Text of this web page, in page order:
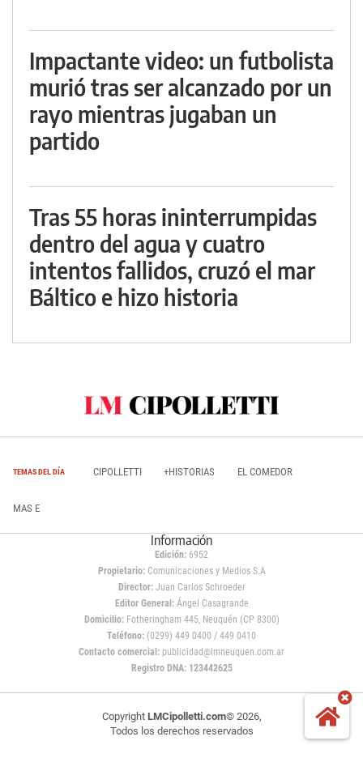
Impactante video: un futbolista
murió tras ser alcanzado por un
rayo mientras jugaban un
partido
Tras 55 horas ininterrumpidas
dentro del agua y cuatro
intentos fallidos, cruzó el mar
Báltico e hizo historia
TEMAS DEL DÍA CIPOLLETTI +HISTORIAS EL COMEDOR
MAS E
Información
Edición: 6952
Propietario:Comunicaciones y Medios S.A
Director: Juan Carlos Schroeder
Editor General:Ángel Casagrande
Domicilio:Fotheringham 445, Neuquén (CP 8300)
Teléfono: (0299) 449 0400 / 449 0410
Contacto comercial: publicidad@lmneuquen.com.ar
Registro DNA: 123442625
Copyright LMCipolletti.com© 2026,
Todos los derechos reservados